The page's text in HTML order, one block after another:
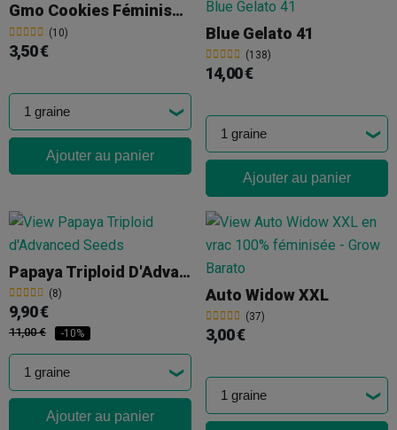
Gmo Cookies Féminisée En Vrac
(10)
3,50 €
Ajouter au panier
Blue Gelato 41
(138)
14,00 €
Ajouter au panier
Papaya Triploid D'Advanced Seeds
(8)
9,90 €
11,00 € -10%
Ajouter au panier
Auto Widow XXL
(37)
3,00 €